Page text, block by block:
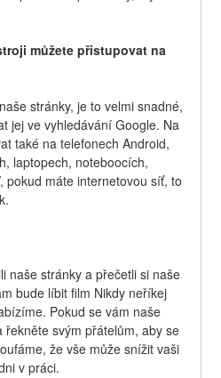
můžete přistupovat na
stránky, je to velmi snadné,
jej ve vyhledávání Google. Na
také na telefonech Android,
laptopech, noteboocích,
pokud máte internetovou síť, to
naše stránky a přečetli si naše
bude líbit film Nikdy neříkej
Pokud se vám naše
svým přátelům, aby se
že vše může snížit vaši
v práci.